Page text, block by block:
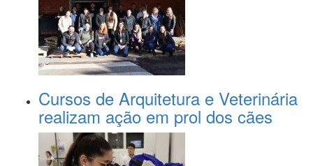
Cursos de Arquitetura e Veterinária
realizam ação em prol dos cães